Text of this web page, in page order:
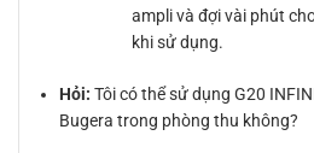
ampli và đợi vài phút
khi sử dụng.
Hỏi: Tôi có thể sử dụng G20
Bugera trong phòng thu không?